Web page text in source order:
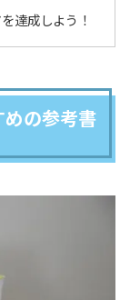
達成しよう！
の参考書